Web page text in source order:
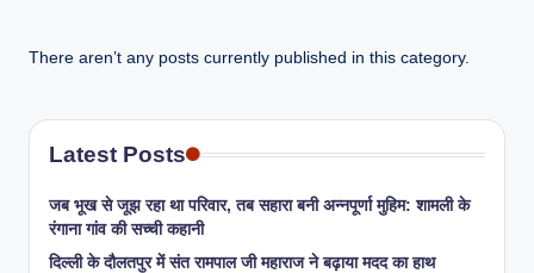
There aren’t any posts currently published in this category.
Latest Posts
जब भूख से जूझ रहा था परिवार, तब सहारा बनी अन्नपूर्णा मुहिम: शामली के
रंगाना गांव की सच्ची कहानी
​दिल्ली के दौलतपुर में संत रामपाल जी महाराज ने बढ़ाया मदद का हाथ